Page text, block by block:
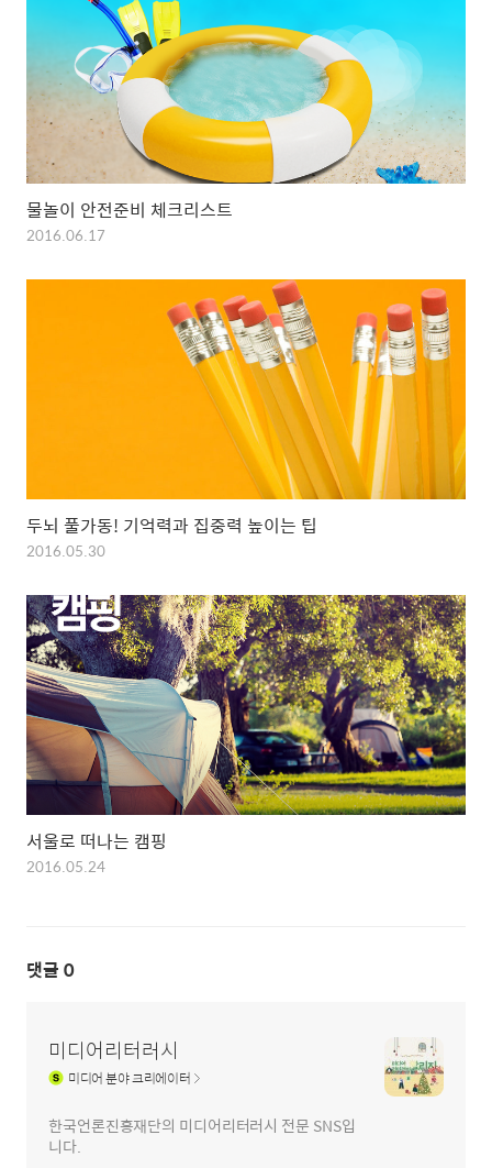
물놀이 안전준비 체크리스트
2016.06.17
두뇌 풀가동! 기억력과 집중력 높이는 팁
2016.05.30
서울로 떠나는 캠핑
2016.05.24
댓글 0
미디어리터러시
미디어분야 크리에이터
한국언론진흥재단의 미디어리터러시 전문 SNS입
니다.